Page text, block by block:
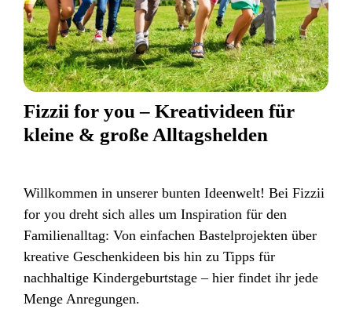
Fizzii for you – Kreativideen für
kleine & große Alltagshelden
Willkommen in unserer bunten Ideenwelt! Bei Fizzii
for you dreht sich alles um Inspiration für den
Familienalltag: Von einfachen Bastelprojekten über
kreative Geschenkideen bis hin zu Tipps für
nachhaltige Kindergeburtstage – hier findet ihr jede
Menge Anregungen.